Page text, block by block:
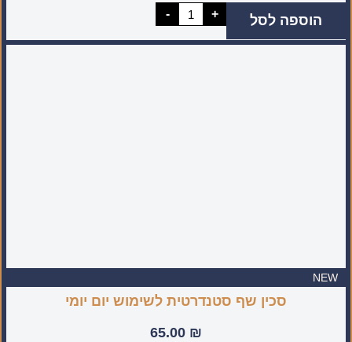
-
כמות
של
גוליאן
+ הוספה לסל
NEW
סכין שף סטנדרטית לשימוש יום יומי
65.00 ₪